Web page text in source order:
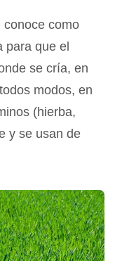
conoce como
para que el
se cría, en
modos, en
(hierba,
y se usan de